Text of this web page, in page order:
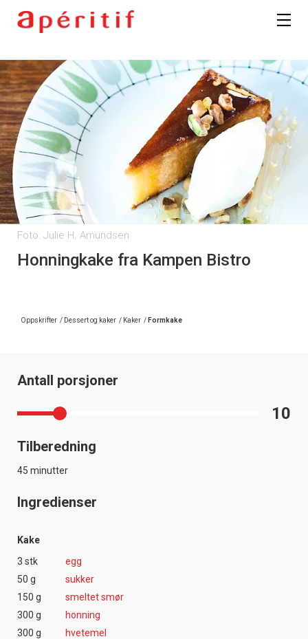
Foto: Julie H. Amundsen
Honningkake fra Kampen Bistro
Oppskrifter / Dessert og kaker / Kaker / Formkake
Antall porsjoner
10
Tilberedning
45 minutter
Ingredienser
Kake
3 stk
egg
50 g
sukker
150 g
smeltet smør
300 g
honning
300 g
hvetemel